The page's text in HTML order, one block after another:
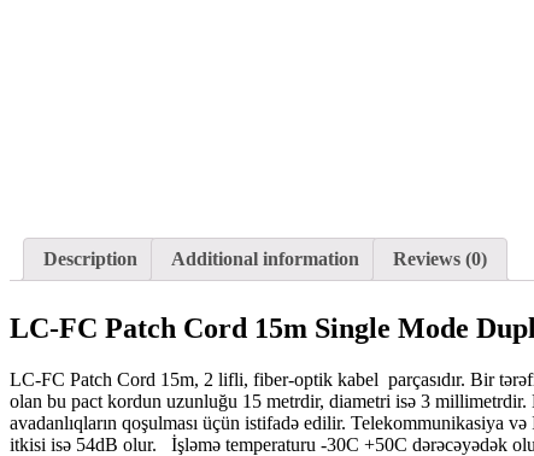
Description Additional information Reviews (0)
LC-FC Patch Cord 15m Single Mode
LC-FC Patch Cord 15m, 2 lifli, fiber-optik kabel parçasıdır. Bir
olan bu pact kordun uzunluğu 15 metrdir, diametri isə 3 millimetrdir.
avadanlıqların qoşulması üçün istifadə edilir. Telekommunikasiya
itkisi isə 54dB olur. İşləmə temperaturu -30C +50C dərəcəyədək